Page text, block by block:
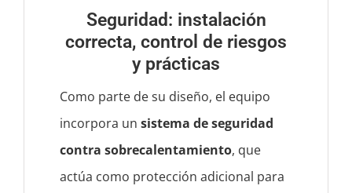
Seguridad: instalación
correcta, control de riesgos
y prácticas
Como parte de su diseño, el equipo
incorpora unsistema de seguridad
contra sobrecalentamiento, que
actúa como protección adicional para